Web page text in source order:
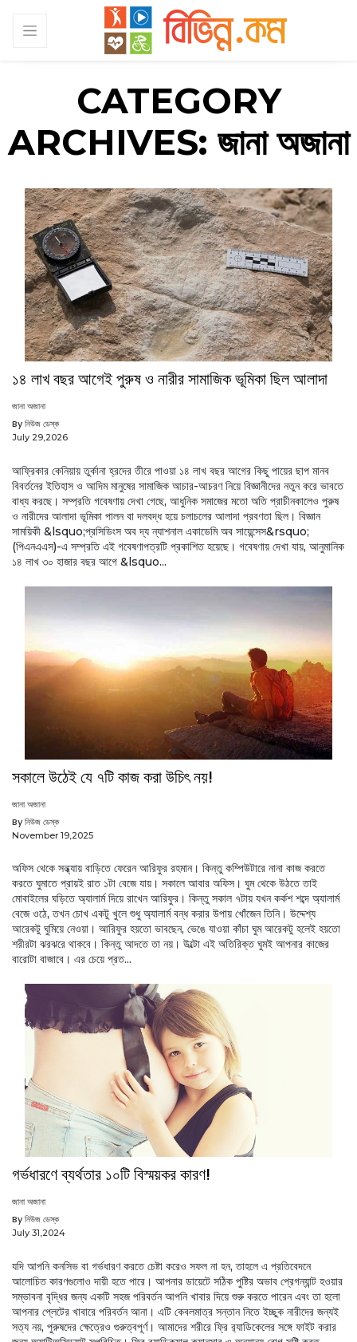
CATEGORY
ARCHIVES: জানা অজানা
১৪ লাখ বছর আগেই পুরুষ ও নারীর সামাজিক ভূমিকা ছিল আলাদা
জানা অজানা
By নিউজ ডেস্ক
July 29,2026
আফ্রিকার কেনিয়ায় তুর্কানা হ্রদের তীরে পাওয়া ১৪ লাখ বছর আগের কিছু পায়ের ছাপ মানব
বিবর্তনের ইতিহাস ও আদিম মানুষের সামাজিক আচার-আচরণ নিয়ে বিজ্ঞানীদের নতুন করে ভাবতে
বাধ্য করছে। সম্প্রতি গবেষণায় দেখা গেছে, আধুনিক সমাজের মতো অতি প্রাচীনকালেও পুরুষ
ও নারীদের আলাদা ভূমিকা পালন বা দলবদ্ধ হয়ে চলাচলের আলাদা প্রবণতা ছিল। বিজ্ঞান
সাময়িকী &lsquo;প্রসিডিংস অব দ্য ন্যাশনাল একাডেমি অব সায়েন্সেস&rsquo;
(পিএনএএস)-এ সম্প্রতি এই গবেষণাপত্রটি প্রকাশিত হয়েছে। গবেষণায় দেখা যায়, আনুমানিক
১৪ লাখ ৩০ হাজার বছর আগে &lsquo...
সকালে উঠেই যে ৭টি কাজ করা উচিৎ নয়!
জানা অজানা
By নিউজ ডেস্ক
November 19,2025
অফিস থেকে সন্ধ্যায় বাড়িতে ফেরেন আরিফুর রহমান। কিন্তু কম্পিউটারে নানা কাজ করতে
করতে ঘুমাতে প্রায়ই রাত ১টা বেজে যায়। সকালে আবার অফিস। ঘুম থেকে উঠতে তাই
মোবাইলের ঘড়িতে অ্যালার্ম দিয়ে রাখেন আরিফুর। কিন্তু সকাল ৭টায় যখন কর্কশ শব্দে অ্যালার্ম
বেজে ওঠে, তখন চোখ একটু খুলে শুধু অ্যালার্ম বন্ধ করার উপায় খোঁজেন তিনি। উদ্দেশ্য
আরেকটু ঘুমিয়ে নেওয়া। আরিফুর হয়তো ভাবছেন, ভেঙে যাওয়া কাঁচা ঘুম আরেকটু হলেই হয়তো
শরীরটা ঝরঝরে থাকবে। কিন্তু আদতে তা নয়। উল্টো এই অতিরিক্ত ঘুমই আপনার কাজের
বারোটা বাজাবে। এর চেয়ে প্রত...
গর্ভধারণে ব্যর্থতার ১০টি বিস্ময়কর কারণ!
জানা অজানা
By নিউজ ডেস্ক
July 31,2024
যদি আপনি কনসিভ বা গর্ভধারণ করতে চেষ্টা করেও সফল না হন, তাহলে এ প্রতিবেদনে
আলোচিত কারণগুলোও দায়ী হতে পারে। আপনার ডায়েটে সঠিক পুষ্টির অভাব প্রেগন্যান্ট হওয়ার
সম্ভাবনা বৃদ্ধির জন্য একটি সহজ পরিবর্তন আপনি খাবার দিয়ে শুরু করতে পারেন এবং তা হলো
আপনার প্লেটের খাবারে পরিবর্তন আনা। এটি কেবলমাত্র সন্তান নিতে ইচ্ছুক নারীদের জন্যই
সত্য নয়, পুরুষদের ক্ষেত্রেও গুরুত্বপূর্ণ। আমাদের শরীরে ফ্রি র‍্যাডিকেলের সঙ্গে ফাইট করার